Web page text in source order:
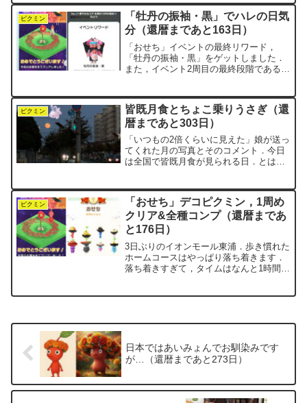
ったく同じペースでした．1日3回のキノ
コ枠で一歩ずつ...
ピクミン
「牡丹の振袖・黒」でハレの日気
分（還暦まであと163日）
「おせち」イベントの最終リワード，
「牡丹の振袖・黒」をゲットしました．
また，イベント2周目の最終段階であるス
きます．牡丹の振袖の説明書きには，こ
うあります．「大輪の牡...
ピクミン
皆既月食とちょこ乗りうさぎ（還
暦まであと303日）
「いつもの2倍くらいに見えた」娘が送っ
てくれた月の写真とそのコメント．今日
は全国で皆既月食が見られる日．とはい
のは，まだ月食が始まる前，月が上り始
めた頃の写真．ま...
ピクミン
「おせち」デコピクミン，1周め
クリア&全種コンプ（還暦まであ
と176日）
3日ぶりのイオンモール東浦．歩き慣れた
ホームコースはやっぱり落ち着きます．
落ち着きすぎて，タイムはなんと1時間半
日本ではあいみょんでお馴染みです
が…（還暦まであと273日）